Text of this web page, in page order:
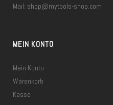
Mail: shop@mytools-shop.com
MEIN KONTO
Mein Konto
Warenkorb
Kasse